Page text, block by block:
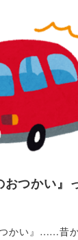
おつかい』
つかい』……昔